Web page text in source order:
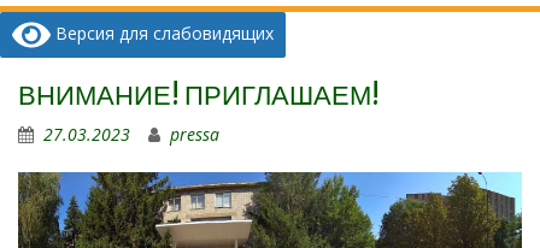
Версия для слабовидящих
ВНИМАНИЕ! ПРИГЛАШАЕМ!
27.03.2023 pressa